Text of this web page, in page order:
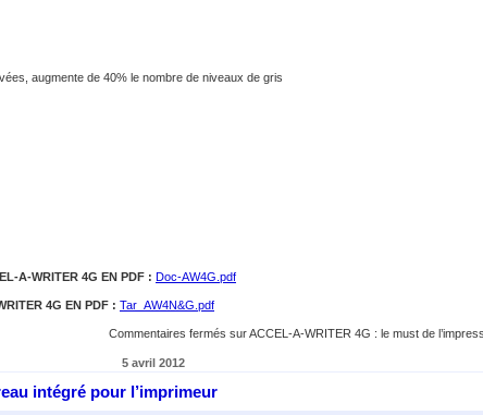
augmente de 40% le nombre de niveaux de gris
A-WRITER 4G EN PDF : Doc-AW4G.pdf
4G EN PDF : Tar_AW4N&G.pdf
Commentaires fermés sur ACCEL-A-WRITER 4G : le must de
5 avril 2012
intégré pour l’imprimeur